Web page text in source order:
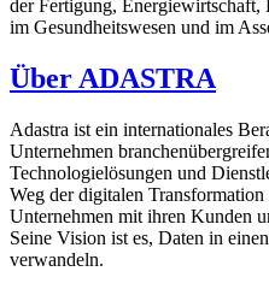
der Fertigung,
im Gesundheitswesen und im
Über ADASTRA
Adastra ist ein internationales
Unternehmen
Technologielösungen und
Weg der digitalen
Unternehmen mit ihren Kunden
Seine Vision ist es, Daten in
verwandeln.